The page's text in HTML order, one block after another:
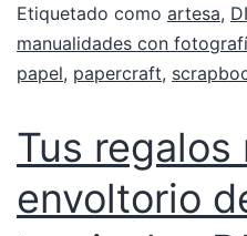
Etiquetado como artesa,
manualidades con
papel, papercraft,
Tus regalos
envoltorio